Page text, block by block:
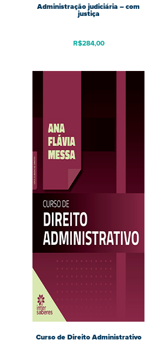
Administração judiciária – com
justiça
R$284,00
Curso de Direito Administrativo